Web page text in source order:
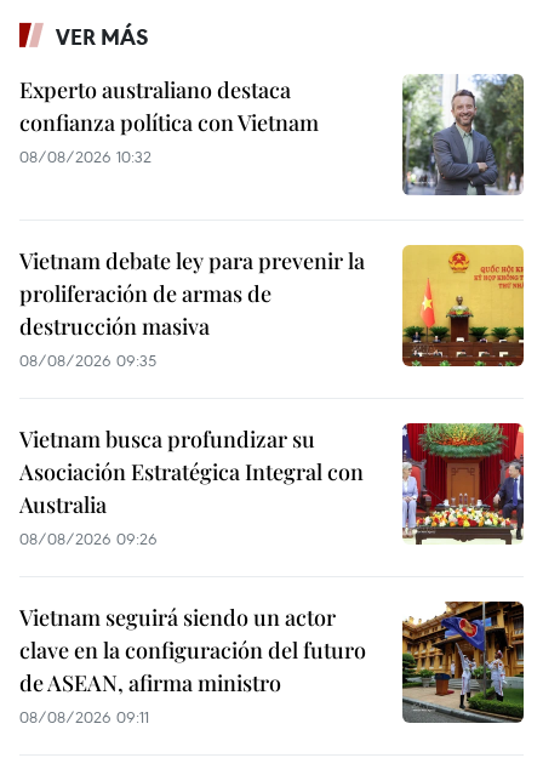
VER MÁS
Experto australiano destaca
confianza política con Vietnam
08/08/2026 10:32
Vietnam debate ley para prevenir la
proliferación de armas de
destrucción masiva
08/08/2026 09:35
Vietnam busca profundizar su
Asociación Estratégica Integral con
Australia
08/08/2026 09:26
Vietnam seguirá siendo un actor
clave en la configuración del futuro
de ASEAN, afirma ministro
08/08/2026 09:11